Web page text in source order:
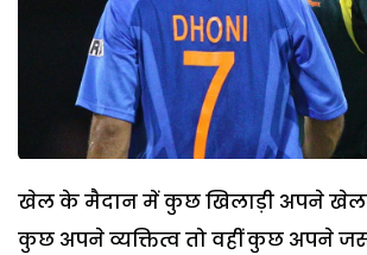
खेल के मैदान में कुछ खिलाड़ी अपने
कुछ अपने व्यक्तित्व तो वहीं कुछ अपने